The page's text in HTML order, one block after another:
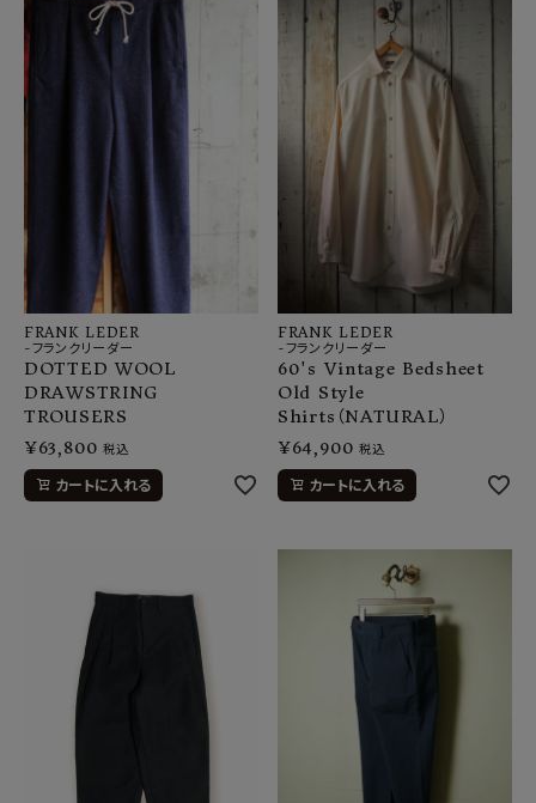
FRANK LEDER
-フランクリーダー
DOTTED WOOL
DRAWSTRING
TROUSERS
¥63,800 税込
カートに入れる
FRANK LEDER
-フランクリーダー
60's Vintage Bedsheet
Old Style
Shirts（NATURAL）
¥64,900 税込
カートに入れる